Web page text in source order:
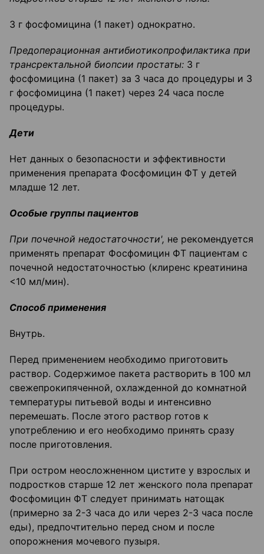
3 г фосфомицина (1 пакет) однократно.
Предоперационная антибиотикопрофилактика при
трансректальной биопсии простаты: 3 г
фосфомицина (1 пакет) за 3 часа до процедуры и 3
г фосфомицина (1 пакет) через 24 часа после
процедуры.
Дети
Нет данных о безопасности и эффективности
применения препарата Фосфомицин ФТ у детей
младше 12 лет.
Особые группы пациентов
При почечной недостаточности', не рекомендуется
применять препарат Фосфомицин ФТ пациентам с
почечной недостаточностью (клиренс креатинина
<10 мл/мин).
Способ применения
Внутрь.
Перед применением необходимо приготовить
раствор. Содержимое пакета растворить в 100 мл
свежепрокипяченной, охлажденной до комнатной
температуры питьевой воды и интенсивно
перемешать. После этого раствор готов к
употреблению и его необходимо принять сразу
после приготовления.
При остром неосложненном цистите у взрослых и
подростков старше 12 лет женского пола препарат
Фосфомицин ФТ следует принимать натощак
(примерно за 2-3 часа до или через 2-3 часа после
еды), предпочтительно перед сном и после
опорожнения мочевого пузыря.